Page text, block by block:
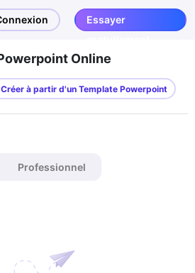
Essayer
Online
Créer à partir d'un Template Powerpoint
Professionnel